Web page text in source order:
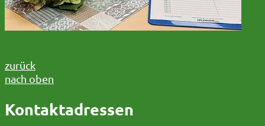
zurück
nach oben
Kontaktadressen